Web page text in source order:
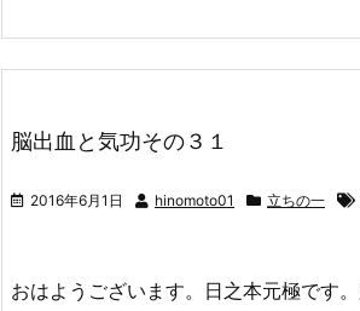
脳出血と気功その３１
2016年6月1日 hinomoto01 立ちの一
おはようございます。日之本元極です